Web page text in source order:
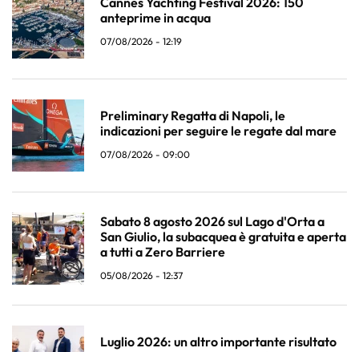
anteprime in acqua
07/08/2026 - 12:19
Preliminary Regatta di Napoli, le
indicazioni per seguire le regate dal mare
07/08/2026 - 09:00
Sabato 8 agosto 2026 sul Lago d'Orta a
San Giulio, la subacquea è gratuita e aperta
a tutti a Zero Barriere
05/08/2026 - 12:37
Luglio 2026: un altro importante risultato